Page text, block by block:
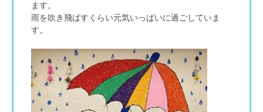
ます。
雨を吹き飛ばすくらい元気いっぱいに過ごしていま
す。